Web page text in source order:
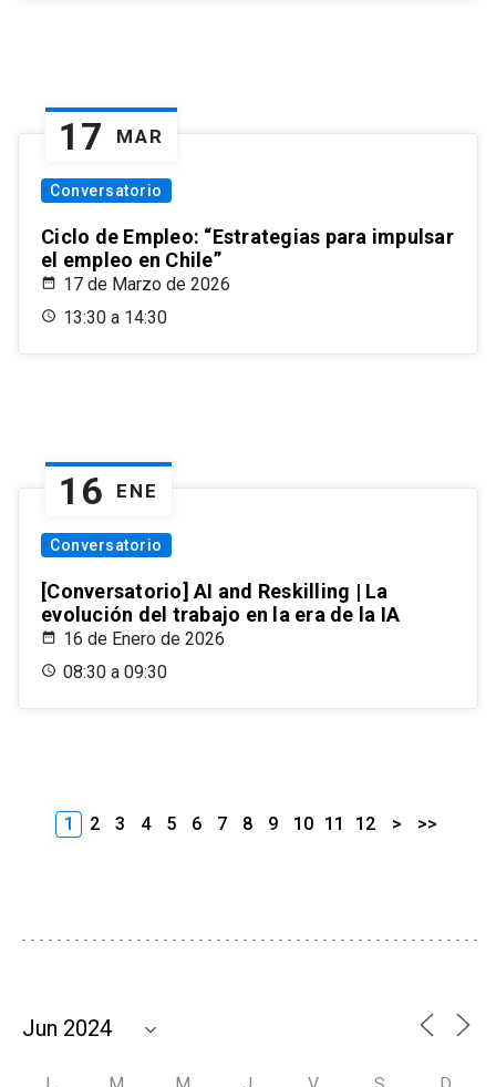
17 MAR
Conversatorio
Ciclo de Empleo: “Estrategias para impulsar
el empleo en Chile”
17 de Marzo de 2026
13:30 a 14:30
16 ENE
Conversatorio
[Conversatorio] AI and Reskilling | La
evolución del trabajo en la era de la IA
16 de Enero de 2026
08:30 a 09:30
1 2 3 4 5 6 7 8 9 10 11 12 > >>